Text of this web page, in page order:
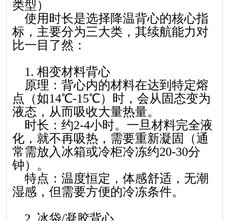
类型）
使用时长是选择降温背心的核心指
标，主要分为三大类，其续航能力对
比一目了然：
1. 相变材料背心
原理：背心内的材料在达到特定熔
点（如14℃-15℃）时，会从固态变为
液态，从而吸收大量热量。
时长：约2-4小时。一旦材料完全液
化，就不再吸热，需要重新凝固（通
常需放入冰箱或冷柜冷冻约20-30分
钟）。
特点：温度恒定，体感舒适，无潮
湿感，但需要方便的冷冻条件。
2. 冰袋/凝胶背心